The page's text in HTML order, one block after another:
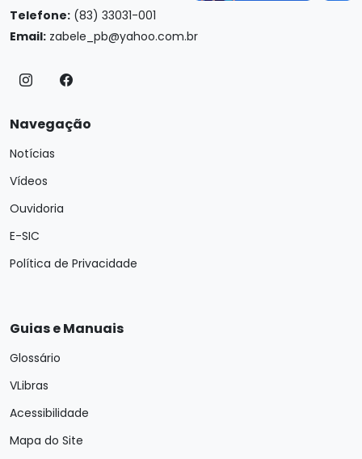
Telefone: (83) 33031-001
Email: zabele_pb@yahoo.com.br
Navegação
Notícias
Vídeos
Ouvidoria
E-SIC
Política de Privacidade
Guias e Manuais
Glossário
VLibras
Acessibilidade
Mapa do Site